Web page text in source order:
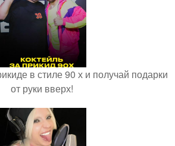
в стиле 90 х и получай подарки
от руки вверх!